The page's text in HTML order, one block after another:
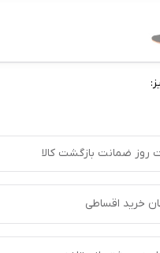
ضمانت بازگشت کالا
اقساطی